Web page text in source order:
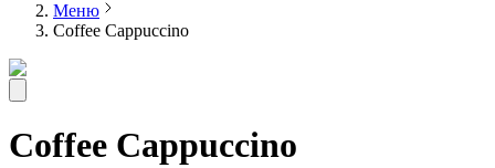
Меню
Coffee Cappuсcino
Coffee Cappuсcino